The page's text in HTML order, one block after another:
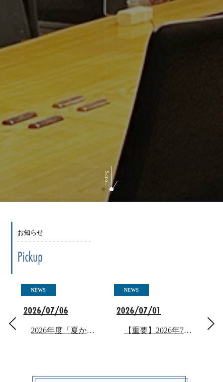
Scroll
お知らせ
Pickup
NEWS
2026/07/06
2026年度「夏からの受験生パスポート」販売中！先着順・数量限定
NEWS
2026/07/01
【重要】2026年7月〜 日曜・祝日のスタッフ有人営業時間 変更のお知らせ